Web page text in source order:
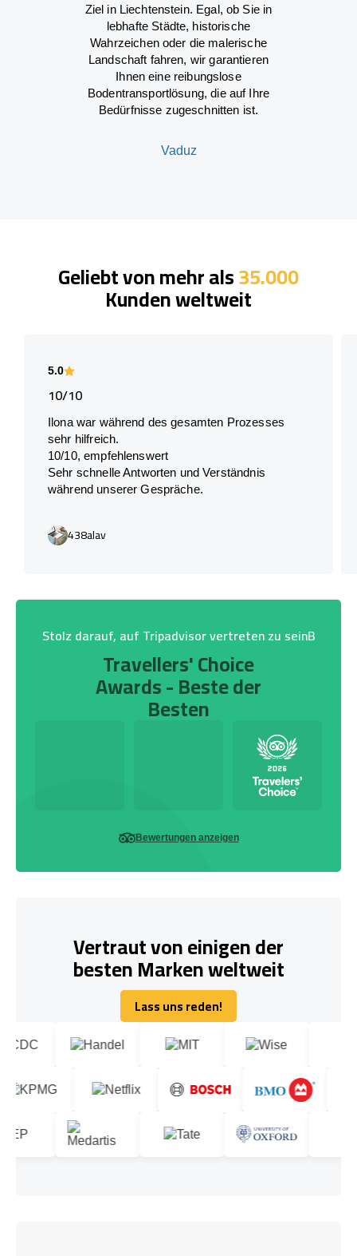
Ziel in Liechtenstein. Egal, ob Sie in
lebhafte Städte, historische
Wahrzeichen oder die malerische
Landschaft fahren, wir garantieren
Ihnen eine reibungslose
Bodentransportlösung, die auf Ihre
Bedürfnisse zugeschnitten ist.
Vaduz
Geliebt von mehr als35.000
Kunden weltweit
5.0
10/10
Ilona war während des gesamten Prozesses
sehr hilfreich.
10/10, empfehlenswert
Sehr schnelle Antworten und Verständnis
während unserer Gespräche.
438alav
Stolz darauf, auf Tripadvisor vertreten zu seinB
Travellers' Choice
Awards - Beste der
Besten
Bewertungen anzeigen
Vertraut von einigen der
besten Marken weltweit
Lass uns reden!
Lass uns reden!